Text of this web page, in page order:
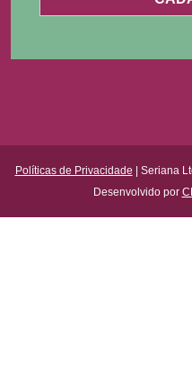
Políticas de Privacidade | Seriana
Desenvolvido por